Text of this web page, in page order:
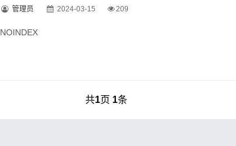
管理员 2024-03-15 209
NOINDEX
共1页 1条